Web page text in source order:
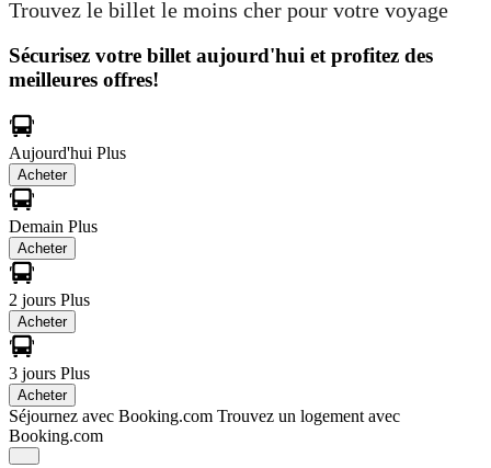
Trouvez le billet le moins cher pour votre voyage
Sécurisez votre billet aujourd'hui et profitez des
meilleures offres!
Aujourd'hui Plus
Acheter
Demain Plus
Acheter
2 jours Plus
Acheter
3 jours Plus
Acheter
Séjournez avec Booking.com Trouvez un logement avec
Booking.com